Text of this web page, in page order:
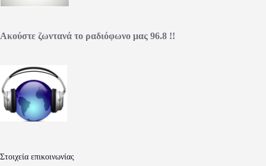
Ακούστε ζωντανά το ραδιόφωνο μας 96.8 !!
Στοιχεία επικοινωνίας